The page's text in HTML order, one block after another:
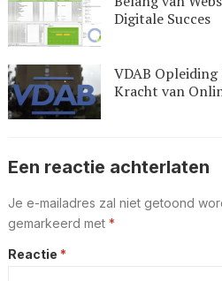
Digitale Succes
VDAB
Kracht van
Een reactie achterlaten
Je e-mailadres zal niet getoond
gemarkeerd met *
Reactie *